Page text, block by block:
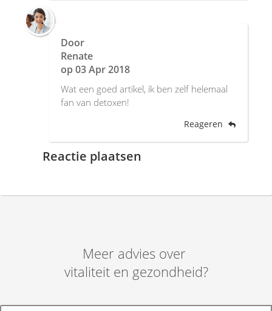
Door
Renate
op 03 Apr 2018
Wat een goed artikel, ik ben zelf helemaal
fan van detoxen!
Reageren
Reactie plaatsen
Meer advies over
vitaliteit en gezondheid?